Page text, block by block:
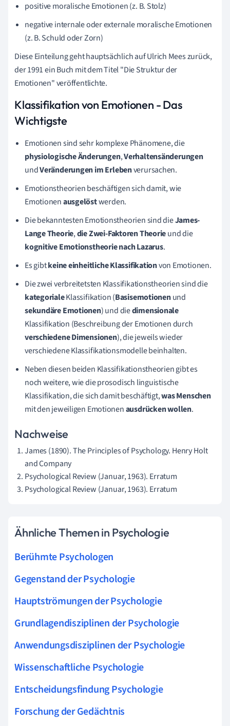
positive moralische Emotionen (z. B. Stolz)
negative internale oder externale moralische Emotionen
(z. B. Schuld oder Zorn)
Diese Einteilung geht hauptsächlich auf Ulrich Mees zurück,
der 1991 ein Buch mit dem Titel "Die Struktur der
Emotionen" veröffentlichte.
Klassifikation von Emotionen - Das
Wichtigste
Emotionen sind sehr komplexe Phänomene, die
physiologische Änderungen,Verhaltensänderungen
undVeränderungen im Erlebenverursachen.
Emotionstheorien beschäftigen sich damit, wie
Emotionenausgelöstwerden.
Die bekanntesten Emotionstheorien sind dieJames-
Lange Theorie,die Zwei-Faktoren Theorieund die
kognitive Emotionstheorie nach Lazarus.
Es gibtkeine einheitliche Klassifikationvon Emotionen.
Die zwei verbreitetsten Klassifikationstheorien sind die
kategorialeKlassifikation (Basisemotionenund
sekundäre Emotionen) und diedimensionale
Klassifikation (Beschreibung der Emotionen durch
verschiedene Dimensionen), die jeweils wieder
verschiedene Klassifikationsmodelle beinhalten.
Neben diesen beiden Klassifikationstheorien gibt es
noch weitere, wie die prosodisch linguistische
Klassifikation, die sich damit beschäftigt,was Menschen
mit den jeweiligen Emotionenausdrücken wollen.
Nachweise
James (1890). The Principles of Psychology. Henry Holt
and Company
Psychological Review (Januar, 1963). Erratum
Psychological Review (Januar, 1963). Erratum
Ähnliche Themen in Psychologie
Berühmte Psychologen
Gegenstand der Psychologie
Hauptströmungen der Psychologie
Grundlagendisziplinen der Psychologie
Anwendungsdisziplinen der Psychologie
Wissenschaftliche Psychologie
Entscheidungsfindung Psychologie
Forschung der Gedächtnis